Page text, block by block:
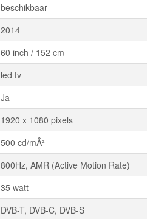
beschikbaar
2014
60 inch / 152 cm
led tv
Ja
1920 x 1080 pixels
500 cd/mÂ²
800Hz, AMR (Active Motion Rate)
35 watt
DVB-T, DVB-C, DVB-S